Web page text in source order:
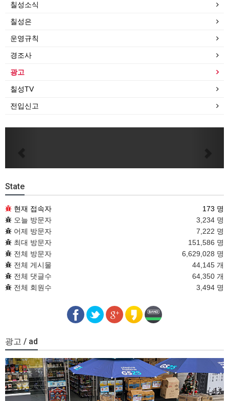
칠성소식
칠성은
운영규칙
경조사
광고
칠성TV
전입신고
State
현재 접속자
173 명
오늘 방문자
3,234 명
어제 방문자
7,222 명
최대 방문자
151,586 명
전체 방문자
6,629,028 명
전체 게시물
44,145 개
전체 댓글수
64,350 개
전체 회원수
3,494 명
광고 / ad